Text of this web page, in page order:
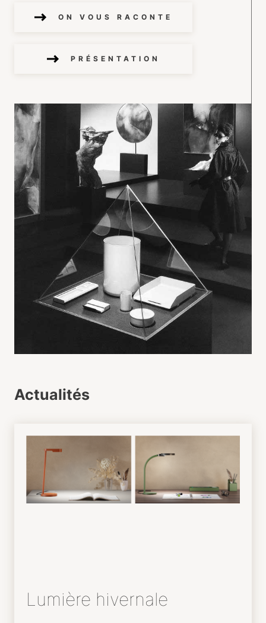
ON VOUS RACONTE
PRÉSENTATION
Actualités
Lumière hivernale